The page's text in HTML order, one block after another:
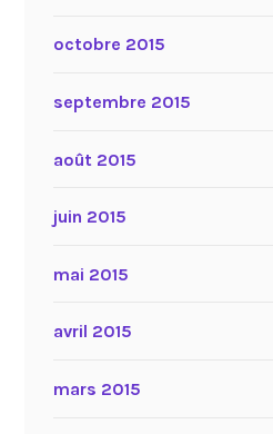
octobre 2015
septembre 2015
août 2015
juin 2015
mai 2015
avril 2015
mars 2015